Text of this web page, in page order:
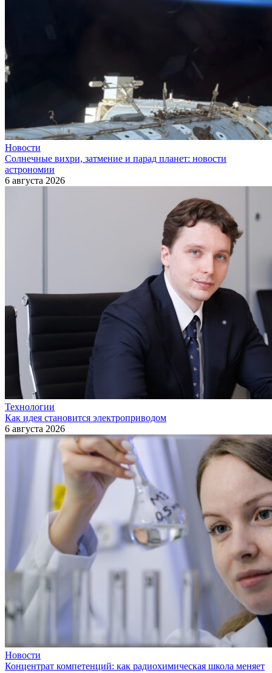
Новости
Солнечные вихри, затмение и парад планет: новости
астрономии
6 августа 2026
Технологии
Как идея становится электроприводом
6 августа 2026
Новости
Концентрат компетенций: как радиохимическая школа меняет